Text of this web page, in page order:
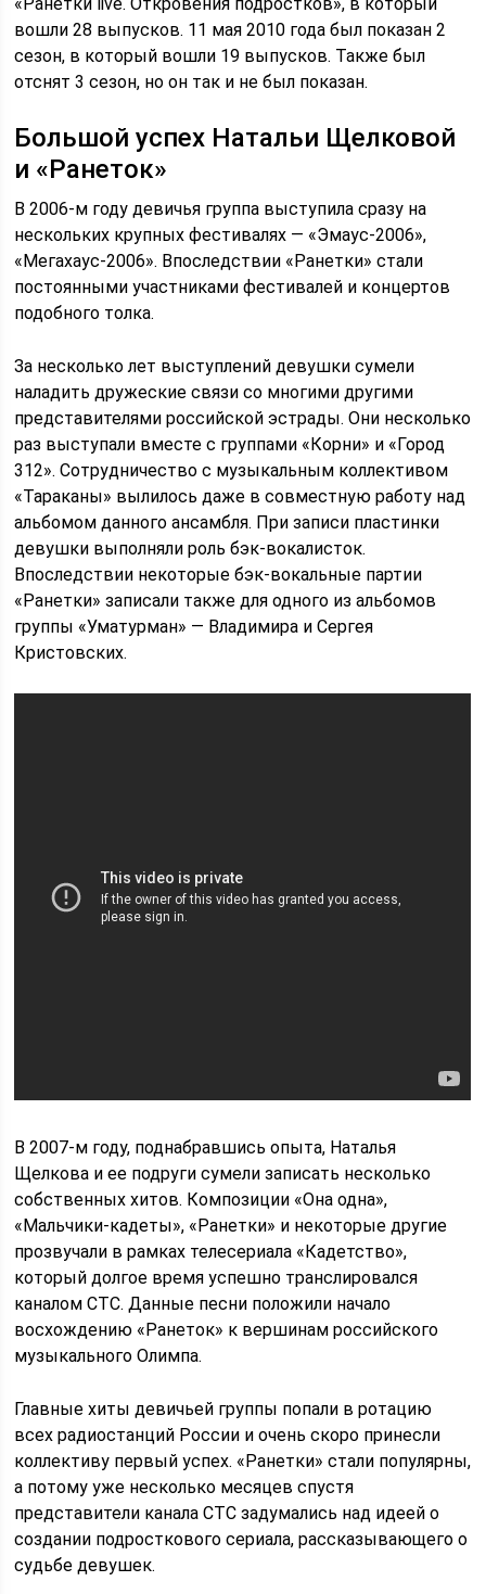
вошли 28 выпусков. 11 мая 2010 года был показан 2
сезон, в который вошли 19 выпусков. Также был
отснят 3 сезон, но он так и не был показан.
Большой успех Натальи Щелковой
и «Ранеток»
В 2006-м году девичья группа выступила сразу на
нескольких крупных фестивалях — «Эмаус-2006»,
«Мегахаус-2006». Впоследствии «Ранетки» стали
постоянными участниками фестивалей и концертов
подобного толка.
За несколько лет выступлений девушки сумели
наладить дружеские связи со многими другими
представителями российской эстрады. Они несколько
раз выступали вместе с группами «Корни» и «Город
312». Сотрудничество с музыкальным коллективом
«Тараканы» вылилось даже в совместную работу над
альбомом данного ансамбля. При записи пластинки
девушки выполняли роль бэк-вокалисток.
Впоследствии некоторые бэк-вокальные партии
«Ранетки» записали также для одного из альбомов
группы «Уматурман» — Владимира и Сергея
Кристовских.
В 2007-м году, поднабравшись опыта, Наталья
Щелкова и ее подруги сумели записать несколько
собственных хитов. Композиции «Она одна»,
«Мальчики-кадеты», «Ранетки» и некоторые другие
прозвучали в рамках телесериала «Кадетство»,
который долгое время успешно транслировался
каналом СТС. Данные песни положили начало
восхождению «Ранеток» к вершинам российского
музыкального Олимпа.
Главные хиты девичьей группы попали в ротацию
всех радиостанций России и очень скоро принесли
коллективу первый успех. «Ранетки» стали популярны,
а потому уже несколько месяцев спустя
представители канала СТС задумались над идеей о
создании подросткового сериала, рассказывающего о
судьбе девушек.